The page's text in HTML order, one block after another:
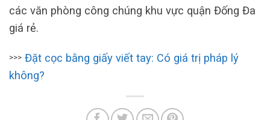
các văn phòng công chúng khu vực quận Đống Đa
giá rẻ.
>>> Đặt cọc bằng giấy viết tay: Có giá trị pháp lý
không?